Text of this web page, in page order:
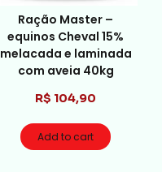
Ração Master –
equinos Cheval 15%
melacada e laminada
com aveia 40kg
R$ 104,90
Add to cart